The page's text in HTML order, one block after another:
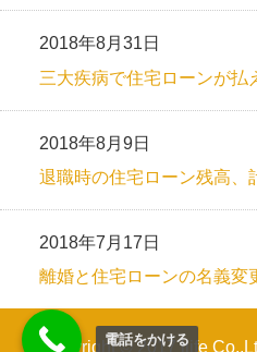
2018年8月31日
三大疾病で住宅ローンが払
2018年8月9日
退職時の住宅ローン残高、
2018年7月17日
離婚と住宅ローンの名義変
Copyright © 2017 llife
電話をかける